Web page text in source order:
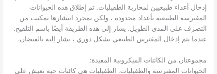
إدخال أعداء طبيعيين لمحاربة الطفيليات. تم إطلاق هذه الحيوانات
المفترسة الطبيعية بأعداد محدودة ، ولكن بمجرد انتشارها تمكنت من
التصرف على المدى الطويل. يشار إلى هذه الطريقة أيضًا باسم التلقيح.
عندما يتم إدخال المفترس الطبيعي بشكل دوري ، يشار إليه بالفيضان.
مجموعتان من الكائنات الميكروبية المفيدة:
الحيوانات المفترسة والطفيليات. الطفيليات هي كائنات حية تعيش على